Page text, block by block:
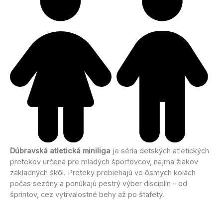
Dúbravská atletická miniliga je séria detských atletických
pretekov určená pre mladých športovcov, najmä žiakov
základných škôl. Preteky prebiehajú vo ôsmych kolách
počas sezóny a ponúkajú pestrý výber disciplín – od
šprintov, cez vytrvalostné behy až po štafety.